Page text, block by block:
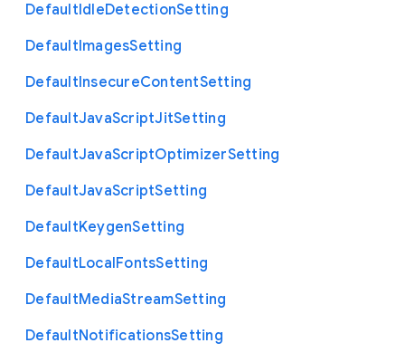
DefaultIdleDetectionSetting
DefaultImagesSetting
DefaultInsecureContentSetting
DefaultJavaScriptJitSetting
DefaultJavaScriptOptimizerSetting
DefaultJavaScriptSetting
DefaultKeygenSetting
DefaultLocalFontsSetting
DefaultMediaStreamSetting
DefaultNotificationsSetting